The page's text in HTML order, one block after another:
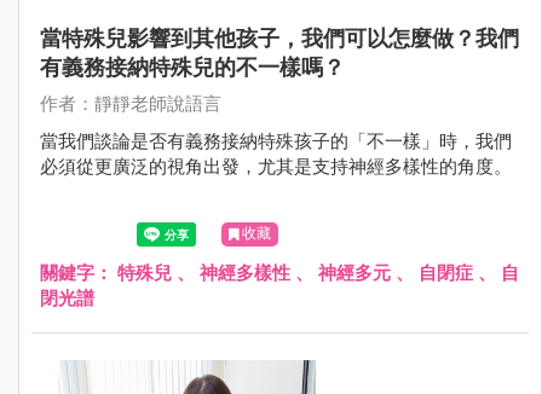
當特殊兒影響到其他孩子，我們可以怎麼做？我們
有義務接納特殊兒的不一樣嗎？
作者：靜靜老師說語言
當我們談論是否有義務接納特殊孩子的「不一樣」時，我們
必須從更廣泛的視角出發，尤其是支持神經多樣性的角度。
收藏
關鍵字： 特殊兒 、 神經多樣性 、 神經多元 、 自閉症 、
自
閉光譜